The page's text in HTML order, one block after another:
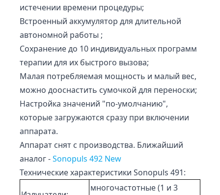
истечении времени процедуры;
Встроенный аккумулятор для длительной
автономной работы ;
Сохранение до 10 индивидуальных программ
терапии для их быстрого вызова;
Малая потребляемая мощность и малый вес,
можно дооснастить сумочкой для переноски;
Настройка значений "по-умолчанию",
которые загружаются сразу при включении
аппарата.
Аппарат снят с производства. Ближайший
аналог -Sonopuls 492 New
Технические характеристики Sonopuls 491:
многочастотные (1 и 3